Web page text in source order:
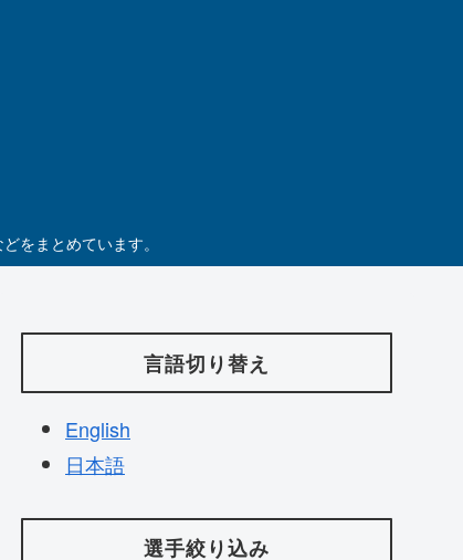
をまとめています。
言語切り替え
English
日本語
選手絞り込み